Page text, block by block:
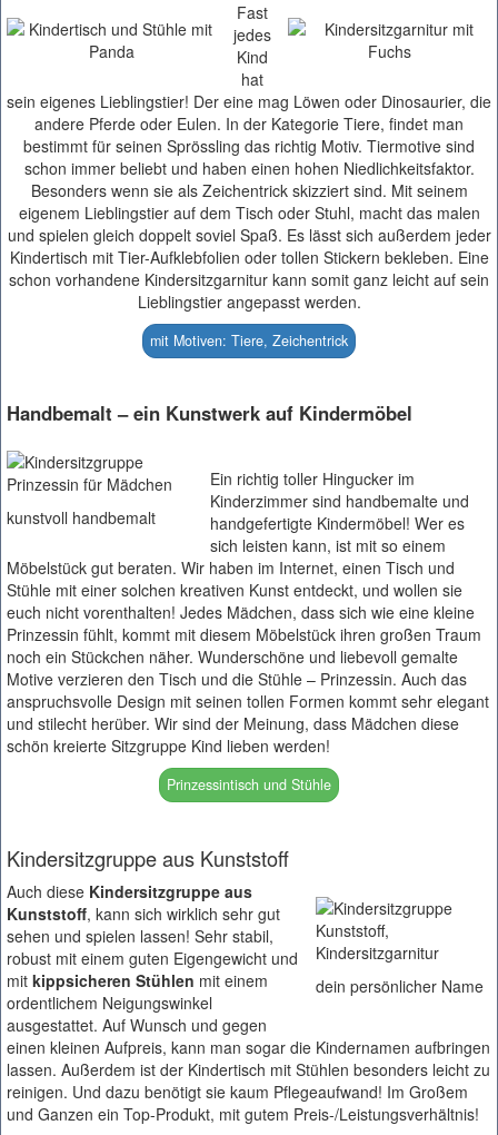
Fast
jedes
Kind
hat
sein eigenes Lieblingstier! Der eine mag Löwen oder Dinosaurier, die
andere Pferde oder Eulen. In der Kategorie Tiere, findet man
bestimmt für seinen Sprössling das richtig Motiv. Tiermotive sind
schon immer beliebt und haben einen hohen Niedlichkeitsfaktor.
Besonders wenn sie als Zeichentrick skizziert sind. Mit seinem
eigenem Lieblingstier auf dem Tisch oder Stuhl, macht das malen
und spielen gleich doppelt soviel Spaß. Es lässt sich außerdem jeder
Kindertisch mit Tier-Aufklebfolien oder tollen Stickern bekleben. Eine
schon vorhandene Kindersitzgarnitur kann somit ganz leicht auf sein
Lieblingstier angepasst werden.
mit Motiven: Tiere, Zeichentrick
Handbemalt – ein Kunstwerk auf Kindermöbel
kunstvoll handbemalt
Ein richtig toller Hingucker im
Kinderzimmer sind handbemalte und
handgefertigte Kindermöbel! Wer es
sich leisten kann, ist mit so einem
Möbelstück gut beraten. Wir haben im Internet, einen Tisch und
Stühle mit einer solchen kreativen Kunst entdeckt, und wollen sie
euch nicht vorenthalten! Jedes Mädchen, dass sich wie eine kleine
Prinzessin fühlt, kommt mit diesem Möbelstück ihren großen Traum
noch ein Stückchen näher. Wunderschöne und liebevoll gemalte
Motive verzieren den Tisch und die Stühle – Prinzessin. Auch das
anspruchsvolle Design mit seinen tollen Formen kommt sehr elegant
und stilecht herüber. Wir sind der Meinung, dass Mädchen diese
schön kreierte Sitzgruppe Kind lieben werden!
Prinzessintisch und Stühle
Kindersitzgruppe aus Kunststoff
dein persönlicher Name
Auch diese Kindersitzgruppe aus
Kunststoff, kann sich wirklich sehr gut
sehen und spielen lassen! Sehr stabil,
robust mit einem guten Eigengewicht und
mit kippsicheren Stühlen mit einem
ordentlichem Neigungswinkel
ausgestattet. Auf Wunsch und gegen
einen kleinen Aufpreis, kann man sogar die Kindernamen aufbringen
lassen. Außerdem ist der Kindertisch mit Stühlen besonders leicht zu
reinigen. Und dazu benötigt sie kaum Pflegeaufwand! Im Großem
und Ganzen ein Top-Produkt, mit gutem Preis-/Leistungsverhältnis!